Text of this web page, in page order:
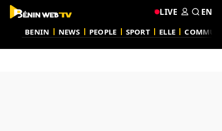
BENIN NEWS PEOPLE SPORT ELLE
LIVE EN